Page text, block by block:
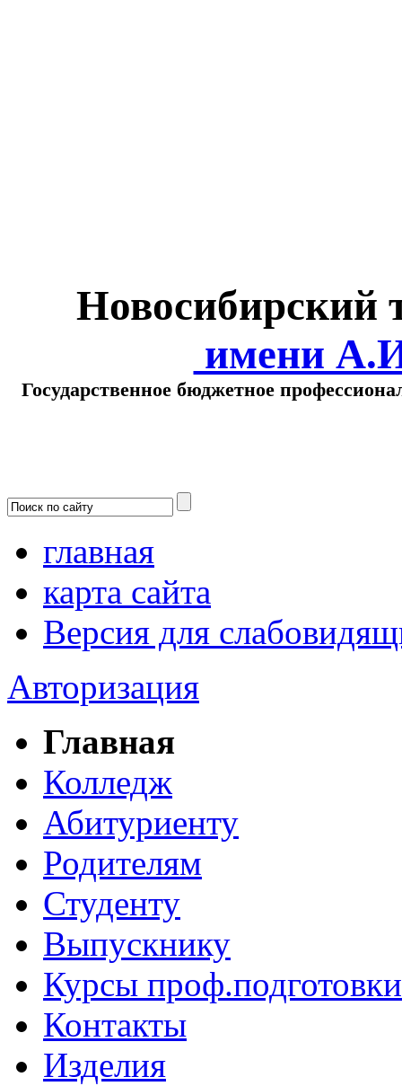
Новосибирский
имени
Государственное бюджетное
главная
карта сайта
Версия для
Авторизация
Главная
Колледж
Абитуриенту
Родителям
Студенту
Выпускнику
Курсы проф.подготовки
Контакты
Изделия